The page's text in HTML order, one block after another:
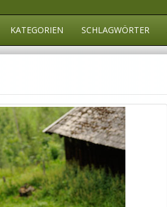
KATEGORIEN SCHLAGWÖRTER